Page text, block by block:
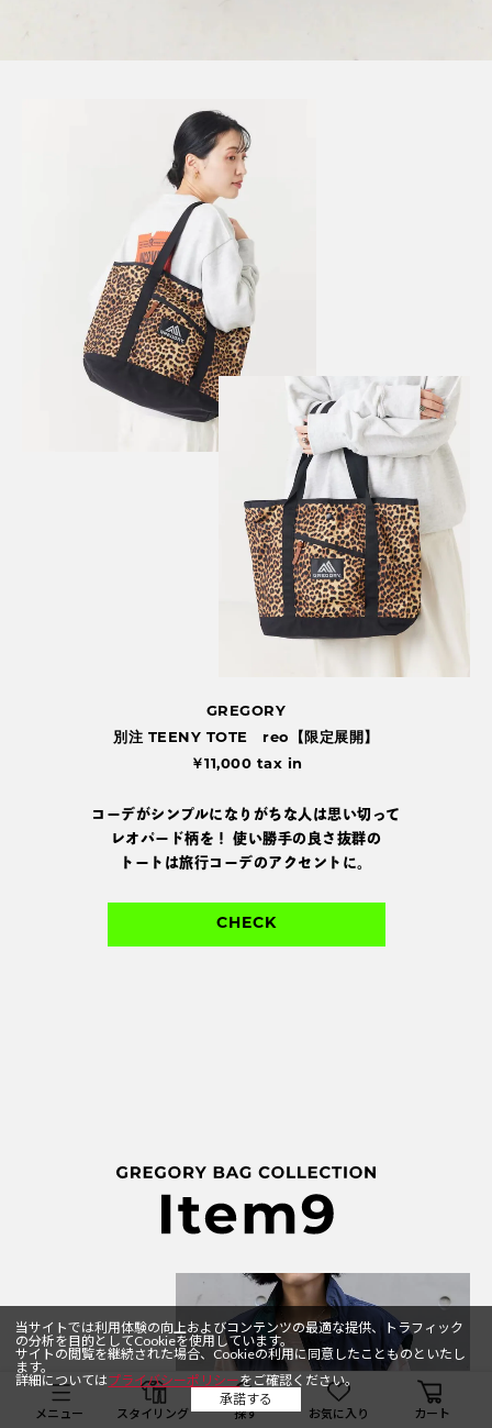
GREGORY
別注 TEENY TOTE reo【限定展開】
￥11,000 tax in
コーデがシンプルになりがちな人は思い切って
レオパード柄を！
使い勝手の良さ抜群の
トートは旅行コーデのアクセントに。
CHECK
メニュー スタイリング 探す お気に入り カート
当サイトでは利用体験の向上およびコンテンツの最適な提供、トラフィック
の分析を目的としてCookieを使用しています。
サイトの閲覧を継続された場合、Cookieの利用に同意したことものといたし
ます。
詳細についてはプライバシーポリシーをご確認ください。
承諾する